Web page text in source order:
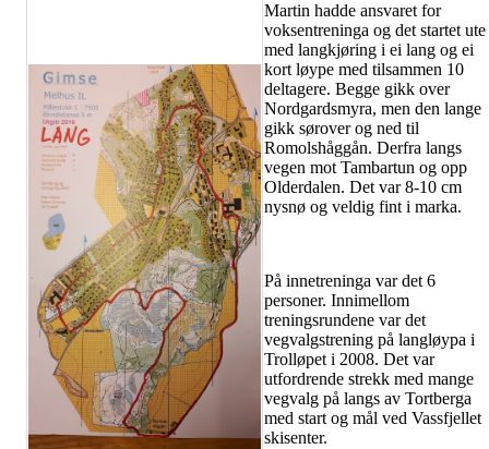
Martin hadde ansvaret for
voksentreninga og det startet ute
med langkjøring i ei lang og ei
kort løype med tilsammen 10
deltagere. Begge gikk over
Nordgardsmyra, men den lange
gikk sørover og ned til
Romolshåggån. Derfra langs
vegen mot Tambartun og opp
Olderdalen. Det var 8-10 cm
nysnø og veldig fint i marka.
På innetreninga var det 6
personer. Innimellom
treningsrundene var det
vegvalgstrening på langløypa i
Trolløpet i 2008. Det var
utfordrende strekk med mange
vegvalg på langs av Tortberga
med start og mål ved Vassfjellet
skisenter.